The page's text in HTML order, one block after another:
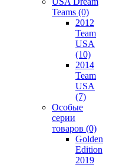
Teams (0)
2012
Team
USA
(10)
2014
Team
USA
(7)
Особые
серии
товаров (0)
Golden
Edition
2019